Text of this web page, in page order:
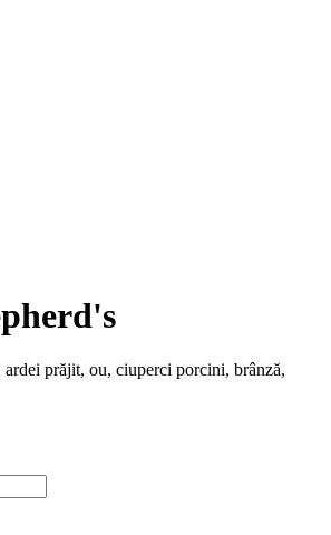
ardei prăjit, ou, ciuperci porcini, brânză,